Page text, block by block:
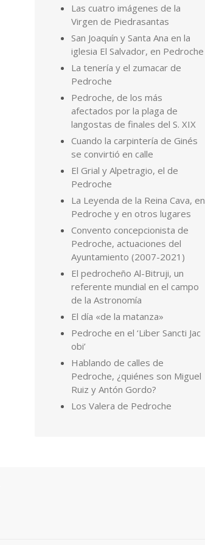
Las cuatro imágenes de la
Virgen de Piedrasantas
San Joaquín y Santa Ana en la
iglesia El Salvador, en Pedroche
La tenería y el zumacar de
Pedroche
Pedroche, de los más
afectados por la plaga de
langostas de finales del S. XIX
Cuando la carpintería de Ginés
se convirtió en calle
El Grial y Alpetragio, el de
Pedroche
La Leyenda de la Reina Cava, en
Pedroche y en otros lugares
Convento concepcionista de
Pedroche, actuaciones del
Ayuntamiento (2007-2021)
El pedrocheño Al-Bitruji, un
referente mundial en el campo
de la Astronomía
El día «de la matanza»
Pedroche en el ‘Liber Sancti Jac
obi’
Hablando de calles de
Pedroche, ¿quiénes son Miguel
Ruiz y Antón Gordo?
Los Valera de Pedroche